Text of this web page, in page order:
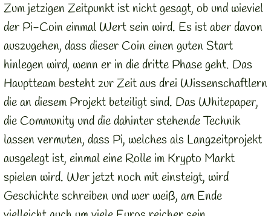
Zum jetzigen Zeitpunkt ist nicht gesagt, ob und wieviel
der Pi-Coin einmal Wert sein wird. Es ist aber davon
auszugehen, dass dieser Coin einen guten Start
hinlegen wird, wenn er in die dritte Phase geht. Das
Hauptteam besteht zur Zeit aus drei Wissenschaftlern
die an diesem Projekt beteiligt sind. Das Whitepaper,
die Community und die dahinter stehende Technik
lassen vermuten, dass Pi, welches als Langzeitprojekt
ausgelegt ist, einmal eine Rolle im Krypto Markt
spielen wird. Wer jetzt noch mit einsteigt, wird
Geschichte schreiben und wer weiß, am Ende